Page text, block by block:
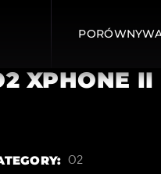
XPHONE II
O2